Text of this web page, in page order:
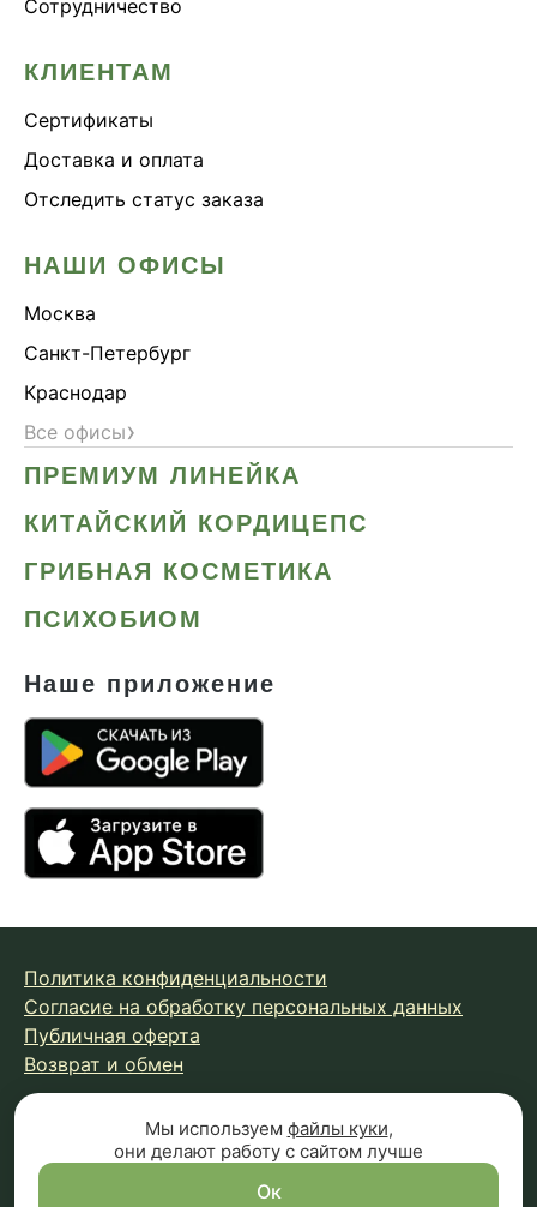
Сотрудничество
КЛИЕНТАМ
Сертификаты
Доставка и оплата
Отследить статус заказа
НАШИ ОФИСЫ
Москва
Санкт-Петербург
Краснодар
Все офисы›
ПРЕМИУМ ЛИНЕЙКА
КИТАЙСКИЙ КОРДИЦЕПС
ГРИБНАЯ КОСМЕТИКА
ПСИХОБИОМ
Наше приложение
Политика конфиденциальности
Согласие на обработку персональных данных
Публичная оферта
Возврат и обмен
© 2026 Fungiline — зарегистрированная торговая марка.
Копирование материалов с сайта запрещено.
Вся информация на сайте носит справочный характер и
Мы используем файлы куки,
они делают работу с сайтом лучше
Ок